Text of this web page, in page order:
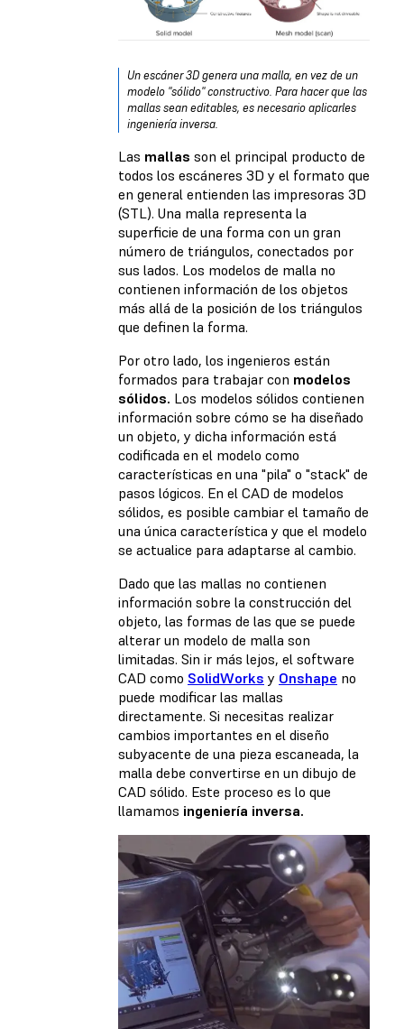
Un escáner 3D genera una malla, en vez de un
modelo "sólido" constructivo. Para hacer que las
mallas sean editables, es necesario aplicarles
ingeniería inversa.
Las mallas son el principal producto de
todos los escáneres 3D y el formato que
en general entienden las impresoras 3D
(STL). Una malla representa la
superficie de una forma con un gran
número de triángulos, conectados por
sus lados. Los modelos de malla no
contienen información de los objetos
más allá de la posición de los triángulos
que definen la forma.
Por otro lado, los ingenieros están
formados para trabajar con modelos
sólidos. Los modelos sólidos contienen
información sobre cómo se ha diseñado
un objeto, y dicha información está
codificada en el modelo como
características en una "pila" o "stack" de
pasos lógicos. En el CAD de modelos
sólidos, es posible cambiar el tamaño de
una única característica y que el modelo
se actualice para adaptarse al cambio.
Dado que las mallas no contienen
información sobre la construcción del
objeto, las formas de las que se puede
alterar un modelo de malla son
limitadas. Sin ir más lejos, el software
CAD como SolidWorks y Onshape no
puede modificar las mallas
directamente. Si necesitas realizar
cambios importantes en el diseño
subyacente de una pieza escaneada, la
malla debe convertirse en un dibujo de
CAD sólido. Este proceso es lo que
llamamos ingeniería inversa.